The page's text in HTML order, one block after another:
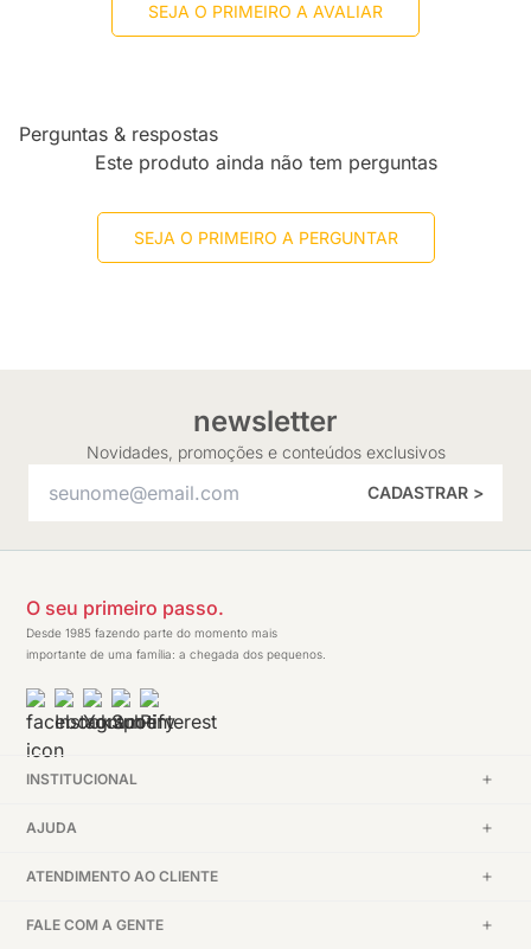
SEJA O PRIMEIRO A AVALIAR
Perguntas & respostas
Este produto ainda não tem perguntas
SEJA O PRIMEIRO A PERGUNTAR
newsletter
Novidades, promoções e conteúdos exclusivos
CADASTRAR >
O seu primeiro passo.
Desde 1985 fazendo parte do momento mais
importante de uma família: a chegada dos pequenos.
INSTITUCIONAL
AJUDA
ATENDIMENTO AO CLIENTE
FALE COM A GENTE